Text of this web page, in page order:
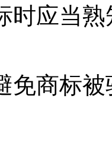
时应当
免商标被